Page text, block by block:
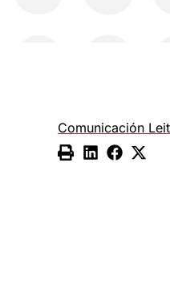
Comunicación